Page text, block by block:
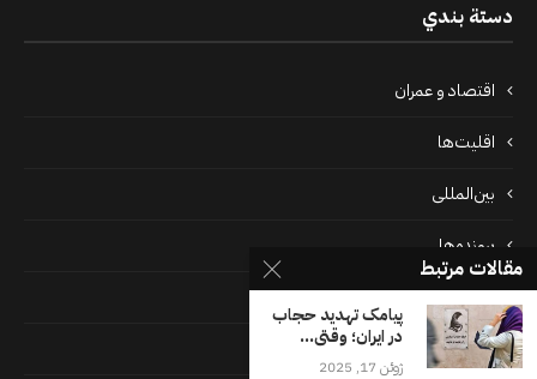
دستة بندي
اقتصاد و عمران
اقلیت‌ها
بین‌المللی
پرونده‌ها
جامعه
دسته بندی نشده
مقالات مرتبط
پیامک تهدید حجاب
در ایران؛ وقتی...
ژوئن 17, 2025